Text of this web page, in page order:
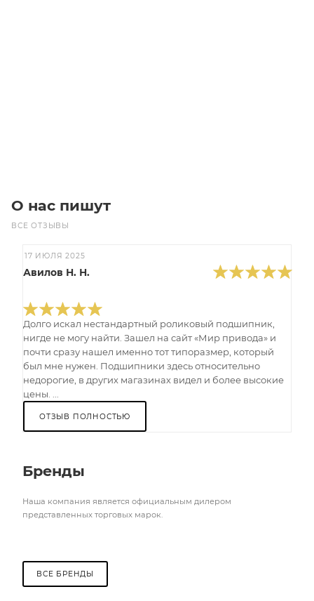
О нас пишут
ВСЕ ОТЗЫВЫ
17 ИЮЛЯ 2025
Авилов Н. Н.
Долго искал нестандартный роликовый подшипник,
нигде не могу найти. Зашел на сайт «Мир привода» и
почти сразу нашел именно тот типоразмер, который
был мне нужен. Подшипники здесь относительно
недорогие, в других магазинах видел и более высокие
цены. ...
ОТЗЫВ ПОЛНОСТЬЮ
Бренды
Наша компания является официальным дилером
представленных торговых марок.
ВСЕ БРЕНДЫ